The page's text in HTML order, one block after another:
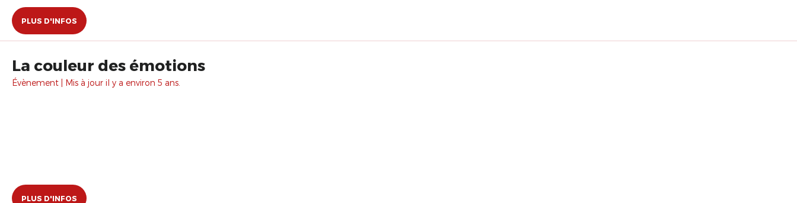
PLUS D'INFOS
La couleur des émotions
Évènement | Mis à jour il y a environ 5 ans.
PLUS D'INFOS